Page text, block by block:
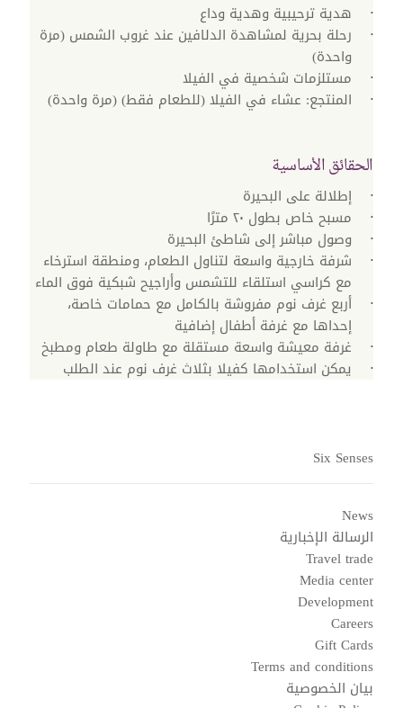
هدية ترحيبية وهدية وداع
رحلة بحرية لمشاهدة الدلافين عند غروب الشمس (مرة
واحدة)
مستلزمات شخصية في الفيلا
المنتجع: عشاء في الفيلا (للطعام فقط) (مرة واحدة)
الحقائق الأساسية
إطلالة على البحيرة
مسبح خاص بطول ٢٠ مترًا
وصول مباشر إلى شاطئ البحيرة
شرفة خارجية واسعة لتناول الطعام، ومنطقة استرخاء
مع كراسي استلقاء للتشمس وأراجيح شبكية فوق الماء
أربع غرف نوم مفروشة بالكامل مع حمامات خاصة،
إحداها مع غرفة أطفال إضافية
غرفة معيشة واسعة مستقلة مع طاولة طعام ومطبخ
يمكن استخدامها كفيلا بثلاث غرف نوم عند الطلب
Six Senses
News
الرسالة الإخبارية
Travel trade
Media center
Development
Careers
Gift Cards
Terms and conditions
بيان الخصوصية